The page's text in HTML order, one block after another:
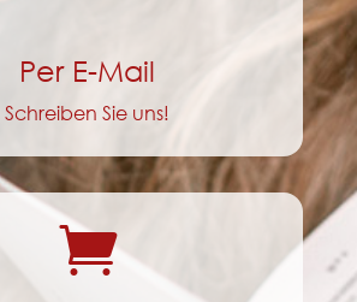
Per E-Mail
Schreiben Sie uns!
